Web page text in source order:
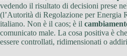
vedendo il risultato di decisioni prese
(l’Autorità di Regolazione per Energia
italiano. Non è il caos; è il
comunicato male. La cosa positiva è
essere controllati, ridimensionati o